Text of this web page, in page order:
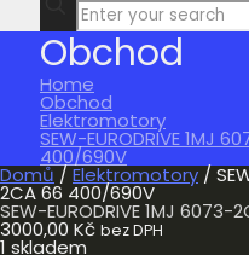
Obchod
Home
Obchod
Elektromotory
SEW-EURODRIVE 1MJ
400/690V
Domů / Elektromotory /
2CA 66 400/690V
SEW-EURODRIVE 1MJ
3000,00 Kč bez DPH
1 skladem